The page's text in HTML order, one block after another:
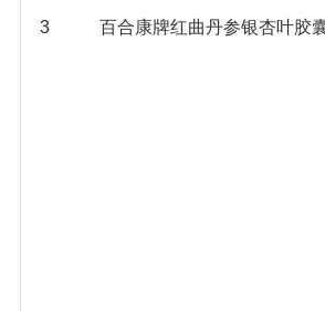
3 百合康牌红曲丹参银杏叶胶